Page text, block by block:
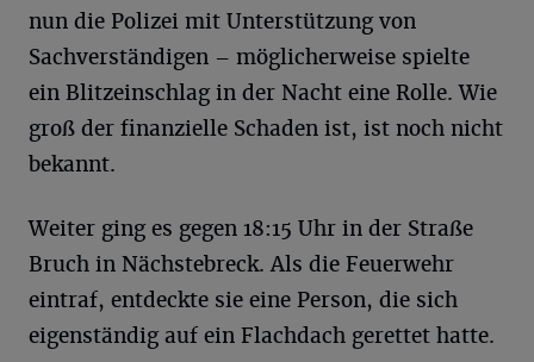
nun die Polizei mit Unterstützung von
Sachverständigen – möglicherweise spielte
ein Blitzeinschlag in der Nacht eine Rolle. Wie
groß der finanzielle Schaden ist, ist noch nicht
bekannt.
Weiter ging es gegen 18:15 Uhr in der Straße
Bruch in Nächstebreck. Als die Feuerwehr
eintraf, entdeckte sie eine Person, die sich
eigenständig auf ein Flachdach gerettet hatte.